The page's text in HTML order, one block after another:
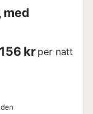
med
kr per natt